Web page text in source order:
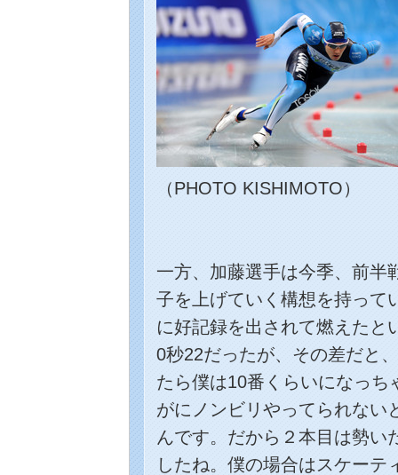
（PHOTO KISHIMOTO）
一方、加藤選手は今季、前半
子を上げていく構想を持って
に好記録を出されて燃えたと
0秒22だったが、その差だと
たら僕は10番くらいになっ
がにノンビリやってられない
んです。だから２本目は勢い
したね。僕の場合はスケーテ